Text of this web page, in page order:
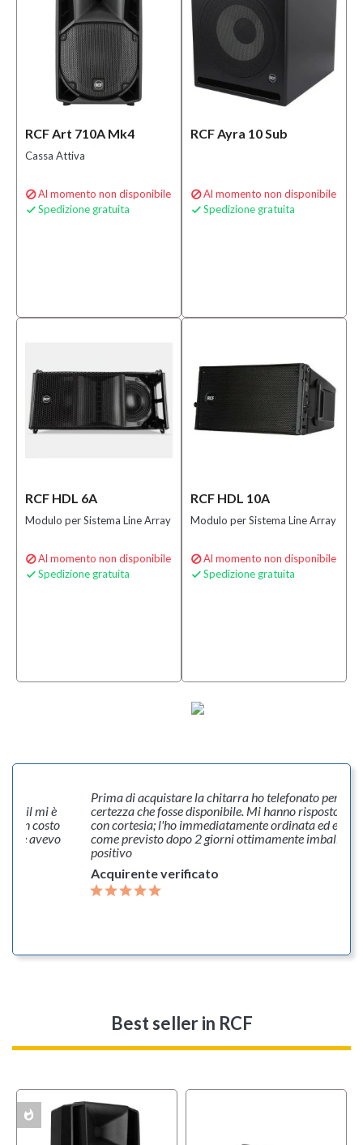
RCF Art 710A Mk4
Cassa Attiva
Al momento non disponibile
 Spedizione gratuita
RCF Ayra 10 Sub
Al momento non disponibile
 Spedizione gratuita
RCF HDL 6A
Modulo per Sistema Line Array
Al momento non disponibile
 Spedizione gratuita
RCF HDL 10A
Modulo per Sistema Line Array
Al momento non disponibile
 Spedizione gratuita
mail mi è
un costo
che avevo
Prima di acquistare la chitarra ho telefonato per
certezza che fosse disponibile. Mi hanno risposto
con cortesia; l'ho immediatamente ordinata ed e'
come previsto dopo 2 giorni ottimamente imballata.
positivo
Acquirente verificato
Best sellerin RCF
whatshot